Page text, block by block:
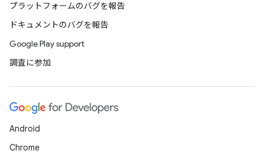
プラットフォームのバグを報告
ドキュメントのバグを報告
Google Play support
調査に参加
Android
Chrome